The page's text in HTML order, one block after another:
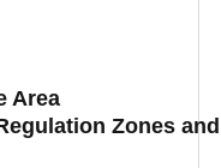
Area
Zones and